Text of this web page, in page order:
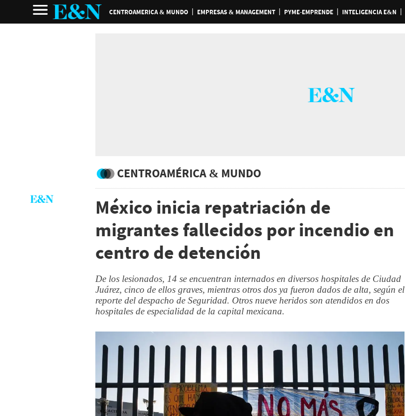
CENTROAMERICA & MUNDO EMPRESAS & MANAGEMENT PYME-EMPRENDE INTELIGENCIA E&N
CENTROAMÉRICA & MUNDO
México inicia repatriación de
migrantes fallecidos por incendio en
centro de detención
De los lesionados, 14 se encuentran internados en diversos hospitales de Ciudad
Juárez, cinco de ellos graves, mientras otros dos ya fueron dados de alta, según el
reporte del despacho de Seguridad. Otros nueve heridos son atendidos en dos
hospitales de especialidad de la capital mexicana.